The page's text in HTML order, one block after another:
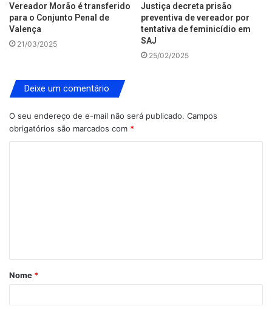
Vereador Morão é transferido
para o Conjunto Penal de
Valença
21/03/2025
Justiça decreta prisão
preventiva de vereador por
tentativa de feminicídio em
SAJ
25/02/2025
Deixe um comentário
O seu endereço de e-mail não será publicado. Campos
obrigatórios são marcados com *
á
r
Nome *